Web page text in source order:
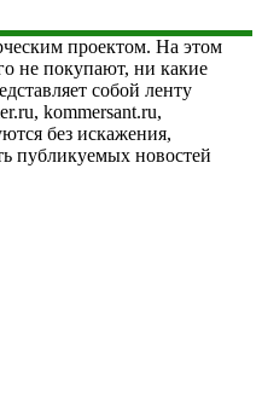
проектом. На этом
не покупают, ни какие
собой ленту
kommersant.ru,
без искажения,
публикуемых новостей